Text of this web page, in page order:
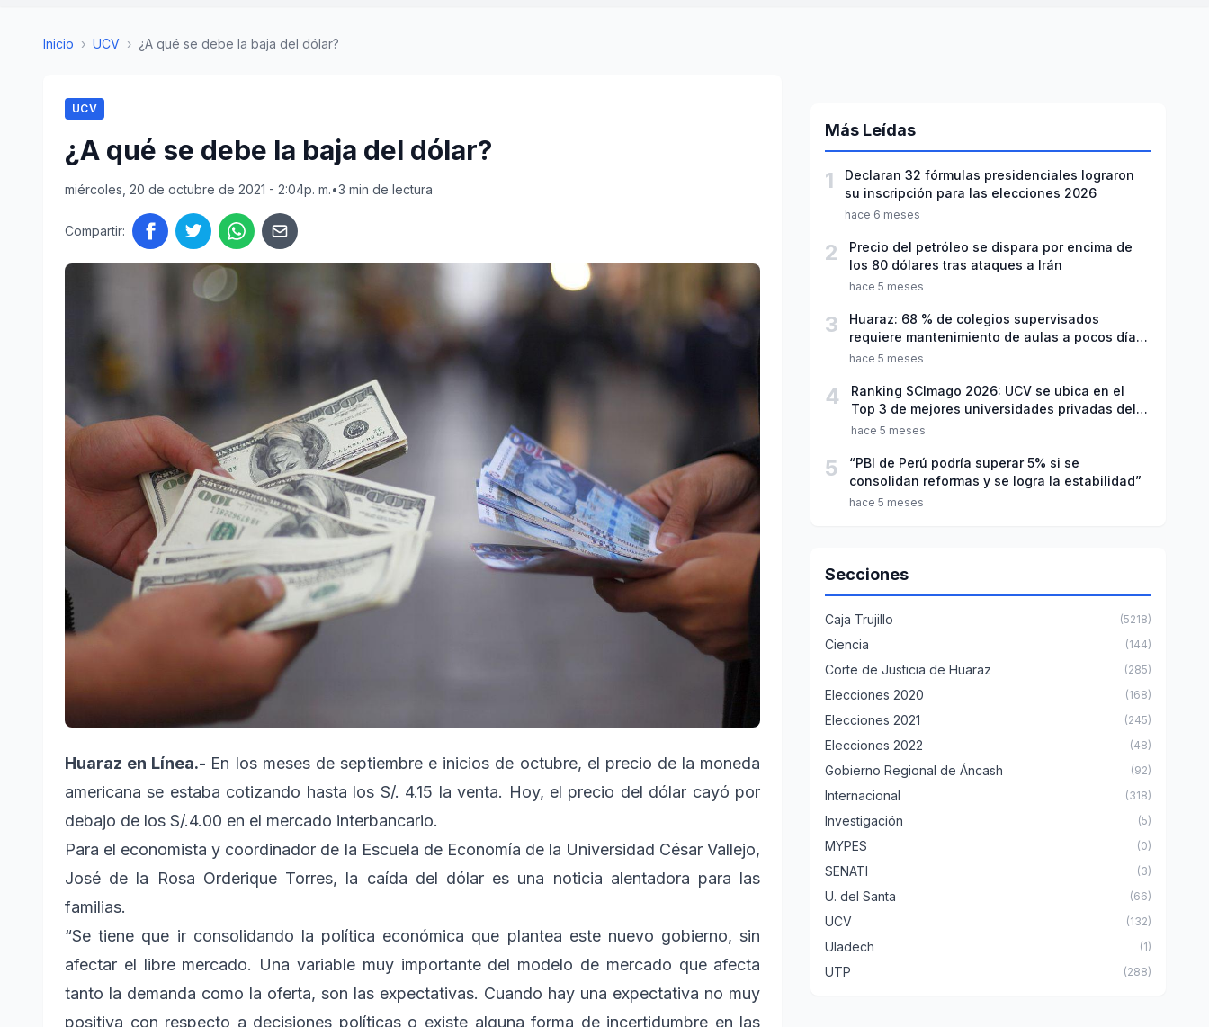
Inicio › UCV › ¿A qué se debe la baja del dólar?
UCV
¿A qué se debe la baja del dólar?
miércoles, 20 de octubre de 2021 - 2:04p. m.•3 min de lectura
Compartir:
Huaraz en Línea.- En los meses de septiembre e inicios de octubre, el precio de la moneda
americana se estaba cotizando hasta los S/. 4.15 la venta. Hoy, el precio del dólar cayó por
debajo de los S/.4.00 en el mercado interbancario.
Para el economista y coordinador de la Escuela de Economía de la Universidad César Vallejo,
José de la Rosa Orderique Torres, la caída del dólar es una noticia alentadora para las
familias.
“Se tiene que ir consolidando la política económica que plantea este nuevo gobierno, sin
afectar el libre mercado. Una variable muy importante del modelo de mercado que afecta
tanto la demanda como la oferta, son las expectativas. Cuando hay una expectativa no muy
positiva con respecto a decisiones políticas o existe alguna forma de incertidumbre en las
Más Leídas
1
Declaran 32 fórmulas presidenciales lograron
su inscripción para las elecciones 2026
hace 6 meses
2
Precio del petróleo se dispara por encima de
los 80 dólares tras ataques a Irán
hace 5 meses
3
Huaraz: 68 % de colegios supervisados
requiere mantenimiento de aulas a pocos días
de inicio del año escolar 2026
hace 5 meses
4
Ranking SCImago 2026: UCV se ubica en el
Top 3 de mejores universidades privadas del
Perú
hace 5 meses
5
“PBI de Perú podría superar 5% si se
consolidan reformas y se logra la estabilidad”
hace 5 meses
Secciones
Caja Trujillo (5218)
Ciencia (144)
Corte de Justicia de Huaraz (285)
Elecciones 2020 (168)
Elecciones 2021 (245)
Elecciones 2022 (48)
Gobierno Regional de Áncash (92)
Internacional (318)
Investigación (5)
MYPES (0)
SENATI (3)
U. del Santa (66)
UCV (132)
Uladech (1)
UTP (288)